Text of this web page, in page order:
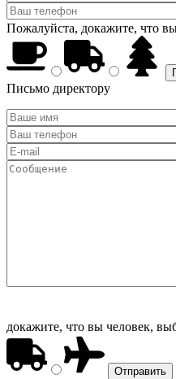
Пожалуйста, докажите, что
Письмо директору
докажите, что вы человек,